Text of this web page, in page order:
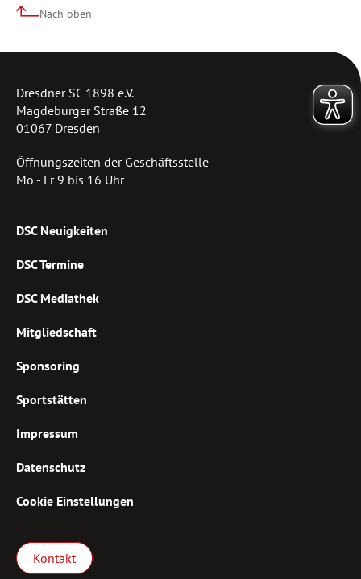
Nach oben
Dresdner SC 1898 e.V.
Magdeburger Straße 12
01067 Dresden
Öffnungszeiten der Geschäftsstelle
Mo - Fr 9 bis 16 Uhr
DSC Neuigkeiten
DSC Termine
DSC Mediathek
Mitgliedschaft
Sponsoring
Sportstätten
Impressum
Datenschutz
Cookie Einstellungen
Kontakt